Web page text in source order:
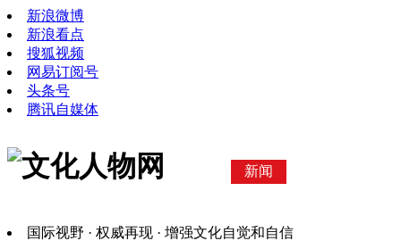
新浪微博
新浪看点
搜狐视频
网易订阅号
头条号
腾讯自媒体
新闻
国际视野 · 权威再现 · 增强文化自觉和自信